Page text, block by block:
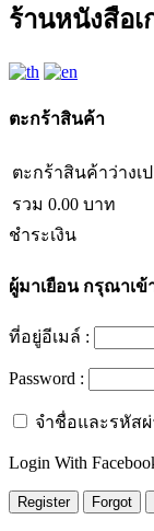
ร้านหนังสือเ
ตะกร้าสินค้า
ตะกร้าสินค้าว่างเ
รวม 0.00 บาท
ชำระเงิน
ผู้มาเยือนกรุณาเข้
ที่อยู่อีเมล์ :
Password :
จำชื่อและรหัส
Login With